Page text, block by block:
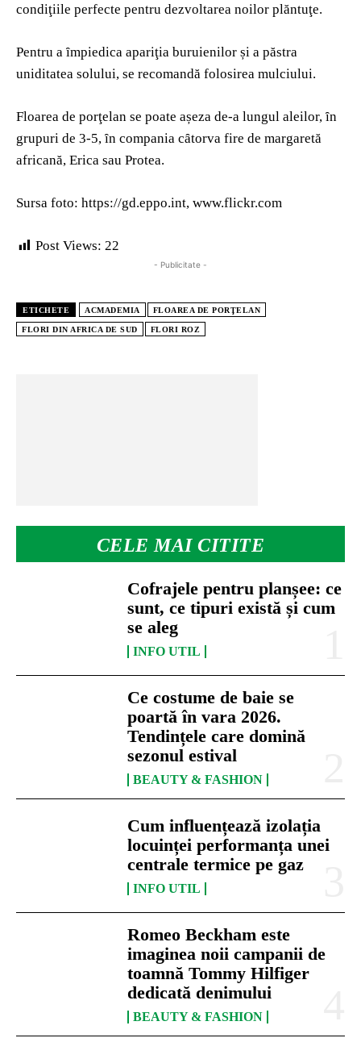
CELE MAI CITITE
Cofrajele pentru planșee: ce
sunt, ce tipuri există și cum
se aleg
INFO UTIL
Ce costume de baie se
poartă în vara 2026.
Tendințele care domină
sezonul estival
BEAUTY & FASHION
Cum influențează izolația
locuinței performanța unei
centrale termice pe gaz
INFO UTIL
Romeo Beckham este
imaginea noii campanii de
toamnă Tommy Hilfiger
dedicată denimului
BEAUTY & FASHION
condiţiile perfecte pentru dezvoltarea noilor plăntuţe.
Pentru a ȋmpiedica apariţia buruienilor și a păstra
uniditatea solului, se recomandă folosirea mulciului.
Floarea de porţelan se poate așeza de-a lungul aleilor, ȋn
grupuri de 3-5, ȋn compania cȃtorva fire de margaretă
africană, Erica sau Protea.
Sursa foto: https://gd.eppo.int, www.flickr.com
Post Views: 22
- Publicitate -
ETICHETE ACMADEMIA FLOAREA DE PORŢELAN
FLORI DIN AFRICA DE SUD FLORI ROZ